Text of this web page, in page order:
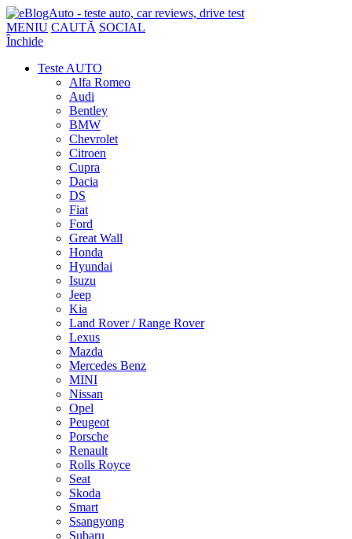
MENIU CAUTĂ SOCIAL
Închide
Teste AUTO
Alfa Romeo
Audi
Bentley
BMW
Chevrolet
Citroen
Cupra
Dacia
DS
Fiat
Ford
Great Wall
Honda
Hyundai
Isuzu
Jeep
Kia
Land Rover / Range Rover
Lexus
Mazda
Mercedes Benz
MINI
Nissan
Opel
Peugeot
Porsche
Renault
Rolls Royce
Seat
Skoda
Smart
Ssangyong
Subaru